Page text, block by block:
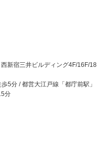
新宿三井ビルディング4F/16F/18
5分 / 都営大江戸線「都庁前駅」
分